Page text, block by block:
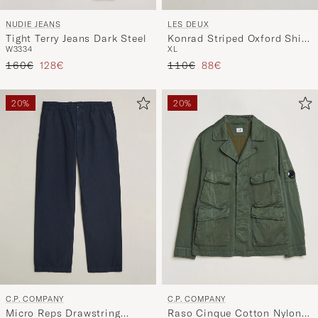
NUDIE JEANS
Tight Terry Jeans Dark Steel
W3334
Precio ordinario
160€ Precio reducido
128€
LES DEUX
Konrad Striped Oxford Shirt
Allure Blue
XL
Precio ordinario
110€ Precio reducido
88€
20%
C.P. COMPANY
Micro Reps Drawstring
20%
C.P. COMPANY
Raso Cinque Cotton Nylon